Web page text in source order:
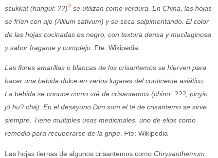
ssukkat (hangul: ??)? se utilizan como verdura. En China, las hojas
se fríen con ajo (Allium sativum) y se seca salpimentando. El color
de las hojas cocinadas es negro, con textura densa y mucilaginosa
y sabor fragante y complejo. Fte. Wikipedia.
Las flores amarillas o blancas de los crisantemos se hierven para
hacer una bebida dulce en varios lugares del continente asiático.
La bebida se conoce como «té de crisantemo» (chino: ???, pinyin:
jú hu? chá). En el desayuno Dim sum el té de crisantemo se sirve
siempre. Tiene múltiples usos medicinales, uno de ellos como
remedio para recuperarse de la gripe. Fte: Wikipedia
Las hojas tiernas de algunos crisantemos como Chrysanthemum